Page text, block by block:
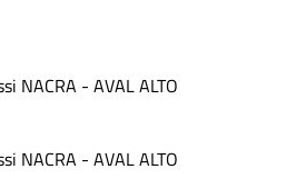
NACRA - AVAL ALTO
NACRA - AVAL ALTO